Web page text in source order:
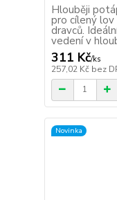
Hlouběji
pro cílený lov
dravců.
vedení v
311 Kč/ks
257,02 Kč bez
Novinka